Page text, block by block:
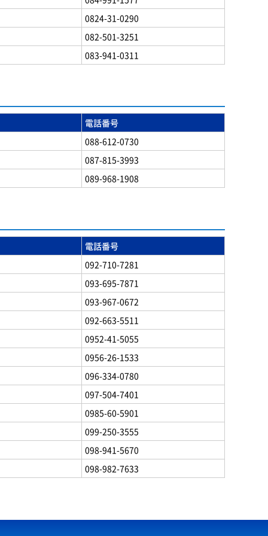
0824-31-0290
082-501-3251
083-941-0311
電話番号
088-612-0730
087-815-3993
089-968-1908
電話番号
092-710-7281
093-695-7871
093-967-0672
092-663-5511
0952-41-5055
0956-26-1533
096-334-0780
097-504-7401
0985-60-5901
099-250-3555
098-941-5670
098-982-7633